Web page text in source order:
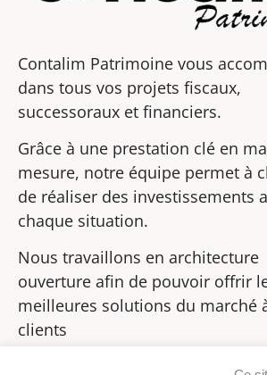
Contalim Patrimoine vous
dans tous vos projets fiscaux,
successoraux et financiers.
Grâce à une prestation clé en
mesure, notre équipe permet à
de réaliser des investissements
chaque situation.
Nous travaillons en architecture
ouverture afin de pouvoir offrir
meilleures solutions du marché
clients